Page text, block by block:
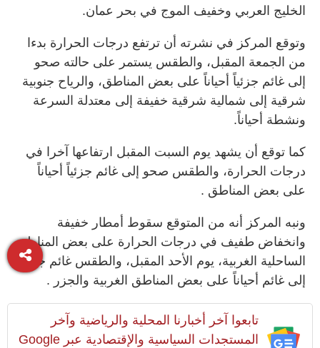
الخليج العربي وخفيف الموج في بحر عمان.
وتوقع المركز في نشرته أن ترتفع درجات الحرارة بدءا
من الجمعة المقبل، والطقس يستمر على حالته صحو
إلى غائم جزئياً أحياناً على بعض المناطق، والرياح جنوبية
شرقية إلى شمالية شرقية خفيفة إلى معتدلة السرعة
ونشطة أحياناً.
كما توقع أن يشهد يوم السبت المقبل ارتفاعها آخرا في
درجات الحرارة، والطقس صحو إلى غائم جزئياً أحياناً
على بعض المناطق .
ونبه المركز أنه من المتوقع سقوط أمطار خفيفة
وانخفاض طفيف في درجات الحرارة على بعض المناطق
الساحلية الغربية، يوم الأحد المقبل، والطقس غائم جزئياً
إلى غائم أحياناً على بعض المناطق الغربية والجزر .
تابعوا آخر أخبارنا المحلية والرياضية وآخر
المستجدات السياسية والإقتصادية عبر Google